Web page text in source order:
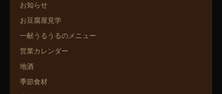
お知らせ
お豆腐屋見学
一献うるうるのメニュー
営業カレンダー
地酒
季節食材